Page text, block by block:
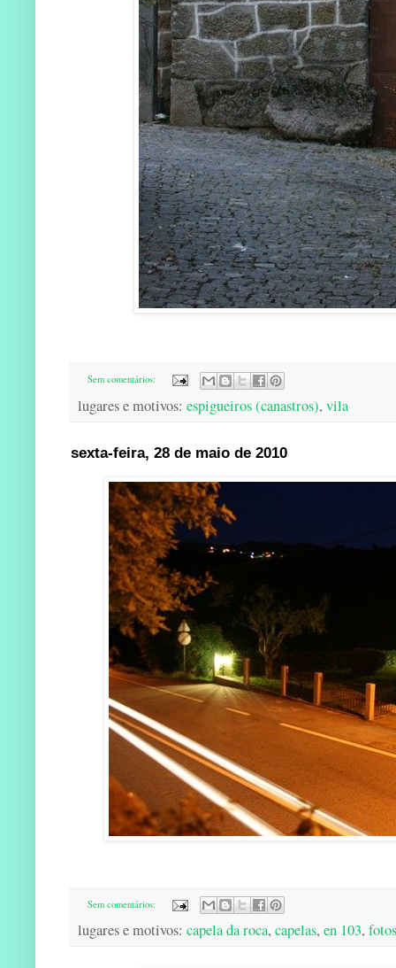
Sem comentários:
lugares e motivos: espigueiros (canastros), vila
sexta-feira, 28 de maio de 2010
Sem comentários:
lugares e motivos: capela da roca, capelas, en 103,